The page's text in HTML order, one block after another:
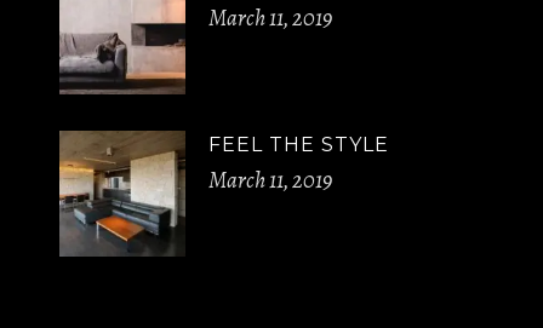
March 11, 2019
FEEL THE STYLE
March 11, 2019